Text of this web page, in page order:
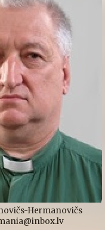
Hermanovičs